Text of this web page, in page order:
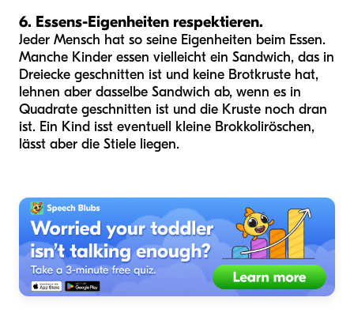
6. Essens-Eigenheiten respektieren.
Jeder Mensch hat so seine Eigenheiten beim Essen.
Manche Kinder essen vielleicht ein Sandwich, das in
Dreiecke geschnitten ist und keine Brotkruste hat,
lehnen aber dasselbe Sandwich ab, wenn es in
Quadrate geschnitten ist und die Kruste noch dran
ist. Ein Kind isst eventuell kleine Brokkoliröschen,
lässt aber die Stiele liegen.